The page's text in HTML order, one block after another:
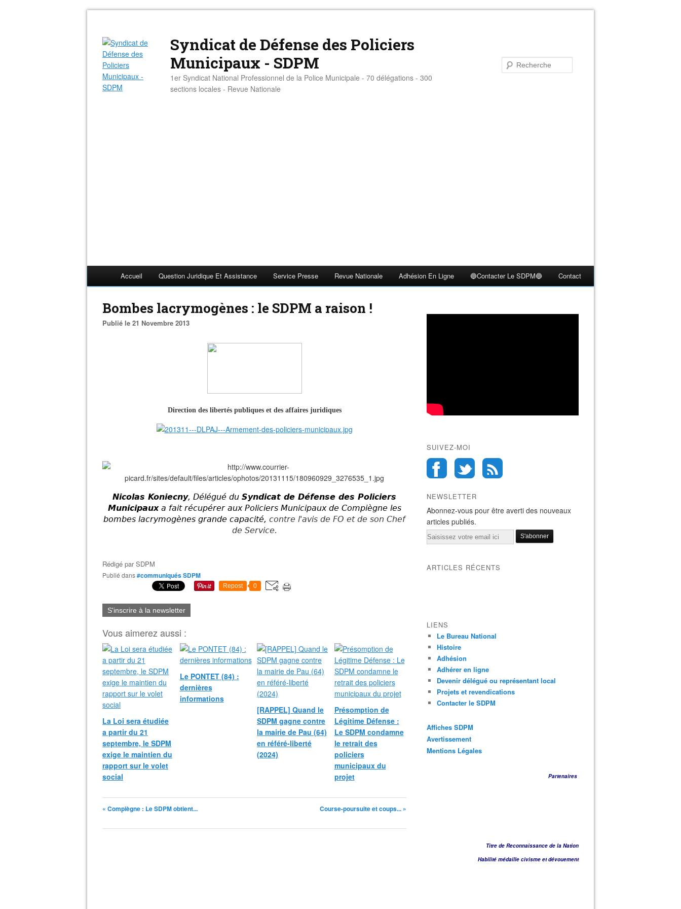
Syndicat de Défense des Policiers
Municipaux - SDPM
1er Syndicat National Professionnel de la Police Municipale - 70 délégations - 300
sections locales - Revue Nationale
Accueil Question Juridique Et Assistance Service Presse Revue Nationale Adhésion En Ligne 🔵Contacter Le SDPM🔵 Contact
Bombes lacrymogènes : le SDPM a raison !
Publié le 21 Novembre 2013
Direction des libertés publiques et des affaires juridiques
Nicolas Koniecny, Délégué du Syndicat de Défense des Policiers
Municipauxa fait récupérer aux Policiers Municipaux de Compiègne les
bombes lacrymogènes grande capacité, contre l'avis de FO et de son Chef
de Service.
Rédigé parSDPM
Publié dans#communiqués SDPM
Repost 0
S'inscrire à la newsletter
Vous aimerez aussi :
La Loi sera étudiée
a partir du 21
septembre, le SDPM
exige le maintien du
rapport sur le volet
social
Le PONTET (84) :
dernières
informations
[RAPPEL] Quand le
SDPM gagne contre
la mairie de Pau (64)
en référé-liberté
(2024)
Présomption de
Légitime Défense :
Le SDPM condamne
le retrait des
policiers
municipaux du
projet
« Compiègne : Le SDPM obtient... Course-poursuite et coups... »
SUIVEZ-MOI
NEWSLETTER
Abonnez-vous pour être averti des nouveaux
articles publiés.
Email
ARTICLES RÉCENTS
LIENS
Le Bureau National
Histoire
Adhésion
Adhérer en ligne
Devenir délégué ou représentant local
Projets et revendications
Contacter le SDPM
Affiches SDPM
Avertissement
Mentions Légales
Partenaires
Titre de Reconnaissance de la Nation
Habilité médaille civisme et dévouement